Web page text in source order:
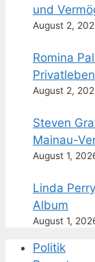
und
August 2,
Romina
Privatleben
August 2,
Steven
Mainau-
August 1,
Linda
Album
August 1,
Politik